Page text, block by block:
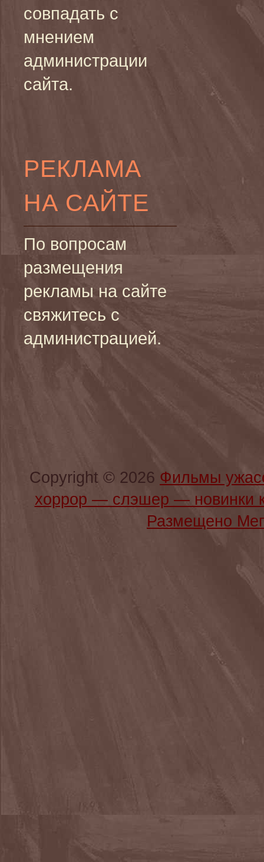
совпадать с
мнением
администрации
сайта.
РЕКЛАМА
НА САЙТЕ
По вопросам
размещения
рекламы на сайте
свяжитесь с
администрацией.
Copyright © 2026 Фильмы
хоррор — слэшер —
Размещено